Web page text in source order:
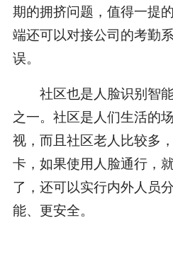
期的拥挤问题，值得一提
端还可以对接公司的考勤
误。
社区也是人脸识别智能
之一。社区是人们生活的
视，而且社区老人比较多
卡，如果使用人脸通行，
了，还可以实行内外人员
能、更安全。